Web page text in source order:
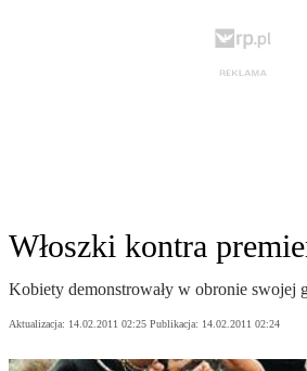
Włoszki kontra
Kobiety demonstrowały w obronie swojej
Aktualizacja: 14.02.2011 02:25 Publikacja: 14.02.2011 02:24